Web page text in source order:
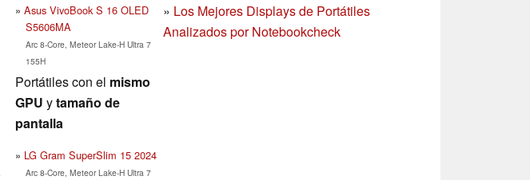
Asus VivoBook S 16 OLED
S5606MA
Arc 8-Core, Meteor Lake-H Ultra 7
155H
Portátiles con el mismo
GPU ytamaño de
pantalla
LG Gram SuperSlim 15 2024
Arc 8-Core, Meteor Lake-H Ultra 7
» Los Mejores Displays de Portátiles
Analizados por Notebookcheck